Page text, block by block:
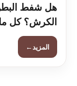
هل شفط
الكرش؟ كل
المزيد←